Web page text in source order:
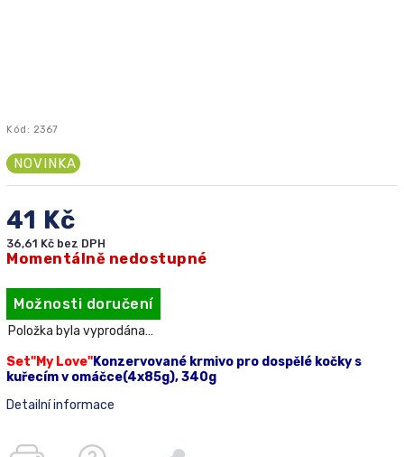
Kód: 2367
NOVINKA
41 Kč
36,61 Kč bez DPH
Momentálně nedostupné
Možnosti doručení
Položka byla vyprodána…
Set"My Love"Konzervované krmivo pro dospělé kočky s
kuřecím v omáčce(4x85g), 340g
Detailní informace